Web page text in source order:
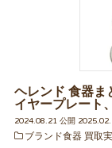
ヘレンド 食器ま
イヤープレート
2024.08.21 公開
ブランド食器 買取